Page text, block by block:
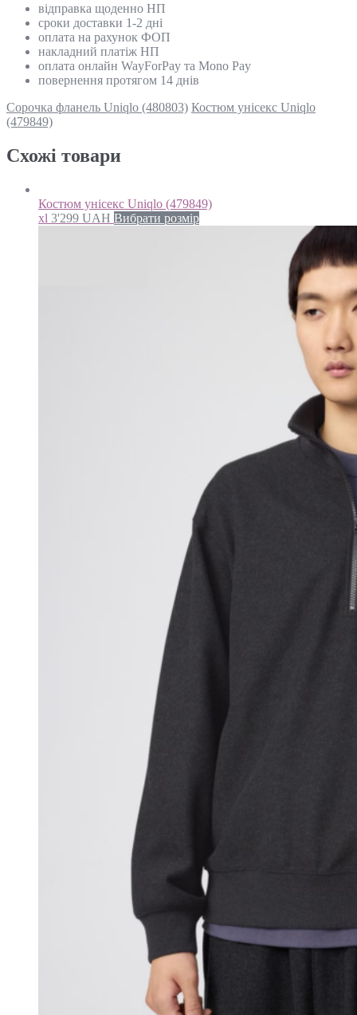
відправка щоденно НП
сроки доставки 1-2 дні
оплата на рахунок ФОП
накладний платіж НП
оплата онлайн WayForPay та Mono Pay
повернення протягом 14 днів
Сорочка фланель Uniqlo (480803) Костюм унісекс Uniqlo
(479849)
Схожi товари
Костюм унісекс Uniqlo (479849)
xl 3'299 UAH Вибрати розмір